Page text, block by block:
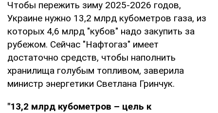
Чтобы пережить зиму 2025-2026 годов,
Украине нужно 13,2 млрд кубометров газа, из
которых 4,6 млрд "кубов" надо закупить за
рубежом. Сейчас "Нафтогаз" имеет
достаточно средств, чтобы наполнить
хранилища голубым топливом, заверила
министр энергетики Светлана Гринчук.
"13,2 млрд кубометров – цель к